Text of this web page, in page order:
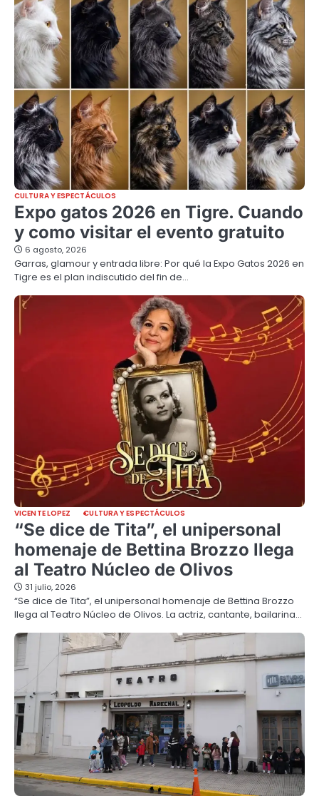
CULTURA Y ESPECTÁCULOS
Expo gatos 2026 en Tigre. Cuando
y como visitar el evento gratuito
6 agosto, 2026
Garras, glamour y entrada libre: Por qué la Expo Gatos 2026 en
Tigre es el plan indiscutido del fin de…
VICENTE LOPEZ CULTURA Y ESPECTÁCULOS
“Se dice de Tita”, el unipersonal
homenaje de Bettina Brozzo llega
al Teatro Núcleo de Olivos
31 julio, 2026
“Se dice de Tita”, el unipersonal homenaje de Bettina Brozzo
llega al Teatro Núcleo de Olivos. La actriz, cantante, bailarina…